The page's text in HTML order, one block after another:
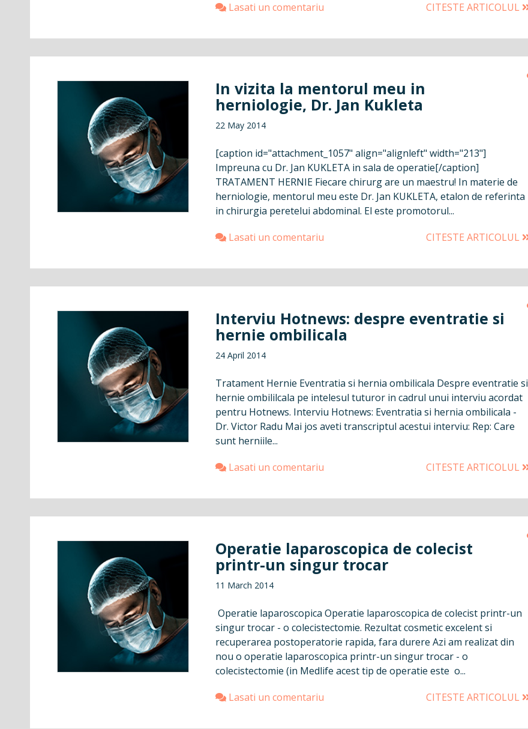
Lasati un comentariu
CITESTE ARTICOLUL
In vizita la mentorul meu in
herniologie, Dr. Jan Kukleta
22 May 2014
[caption id="attachment_1057" align="alignleft" width="213"]
Impreuna cu Dr. Jan KUKLETA in sala de operatie[/caption]
TRATAMENT HERNIE Fiecare chirurg are un maestru! In materie de
herniologie, mentorul meu este Dr. Jan KUKLETA, etalon de referinta
in chirurgia peretelui abdominal. El este promotorul...
Lasati un comentariu
CITESTE ARTICOLUL
Interviu Hotnews: despre eventratie si
hernie ombilicala
24 April 2014
Tratament Hernie Eventratia si hernia ombilicala Despre eventratie si
hernie ombililcala pe intelesul tuturor in cadrul unui interviu acordat
pentru Hotnews. Interviu Hotnews: Eventratia si hernia ombilicala -
Dr. Victor Radu Mai jos aveti transcriptul acestui interviu: Rep: Care
sunt herniile...
Lasati un comentariu
CITESTE ARTICOLUL
Operatie laparoscopica de colecist
printr-un singur trocar
11 March 2014
Operatie laparoscopica Operatie laparoscopica de colecist printr-un
singur trocar - o colecistectomie. Rezultat cosmetic excelent si
recuperarea postoperatorie rapida, fara durere Azi am realizat din
nou o operatie laparoscopica printr-un singur trocar - o
colecistectomie (in Medlife acest tip de operatie este o...
Lasati un comentariu
CITESTE ARTICOLUL